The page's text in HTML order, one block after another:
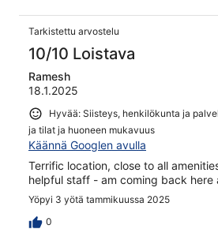
Tarkistettu arvostelu
10/10 Loistava
Ramesh
18.1.2025
Hyvää: Siisteys, henkilökunta ja
ja tilat ja huoneen mukavuus
Käännä Googlen avulla
Terrific location, close to all
helpful staff - am coming back here
Yöpyi 3 yötä tammikuussa 2025
0